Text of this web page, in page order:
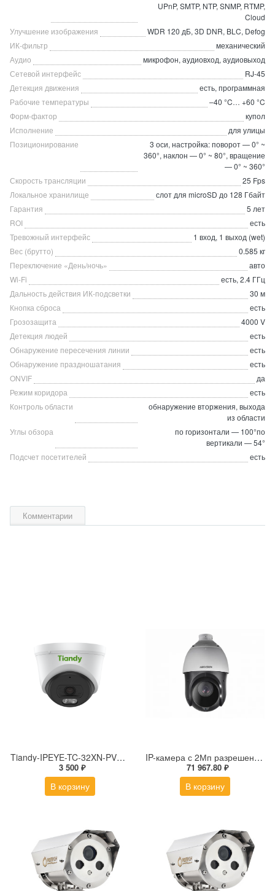
UPnP, SMTP, NTP, SNMP, RTMP,
Cloud
Улучшение изображения
WDR 120 дБ, 3D DNR, BLC, Defog
ИК-фильтр
механический
Аудио
микрофон, аудиовход, аудиовыход
Сетевой интерфейс
RJ-45
Детекция движения
есть, программная
Рабочие температуры
–40 °C… +60 °C
Форм-фактор
купол
Исполнение
для улицы
Позиционирование
3 оси, настройка: поворот — 0° ~
360°, наклон — 0° ~ 80°, вращение
— 0° ~ 360°
Скорость трансляции
25 Fps
Локальное хранилище
слот для microSD до 128 Гбайт
Гарантия
5 лет
ROI
есть
Тревожный интерфейс
1 вход, 1 выход (wet)
Вес (брутто)
0.585 кг
Переключение «День/ночь»
авто
Wi-Fi
есть, 2.4 ГГц
Дальность действия ИК-подсветки
30 м
Кнопка сброса
есть
Грозозащита
4000 V
Детекция людей
есть
Обнаружение пересечения линии
есть
Обнаружение праздношатания
есть
ONVIF
да
Режим коридора
есть
Контроль области
обнаружение вторжения, выхода
из области
Углы обзора
по горизонтали — 100°по
вертикали — 54°
Подсчет посетителей
есть
Комментарии
Tiandy-IPEYE-TC-32XN-PVZ 2Мп купольная «турель» IP камера с фиксированным объективом, серия SPARK со встроенным агентом IPEYE для ПВЗ
3 500 ₽
В корзину
IP-камера с 2Мп разрешением DS-2DE4225IW-DE(S5)
71 967.80 ₽
В корзину